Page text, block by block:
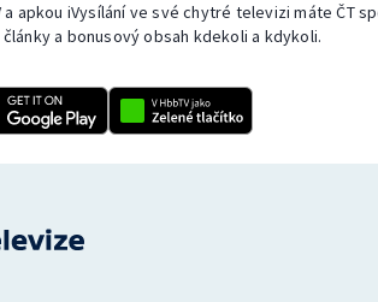
a apkou iVysílání ve své chytré televizi máte ČT
a bonusový obsah kdekoli a kdykoli.